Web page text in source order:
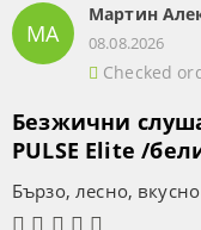
МА
Мартин
08.08.2026
Checked
Безжични
PULSE Elite /
Бързо, лесно,